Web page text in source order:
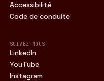
Accessibilité
Code de conduite
SUIVEZ-NOUS
LinkedIn
YouTube
Instagram